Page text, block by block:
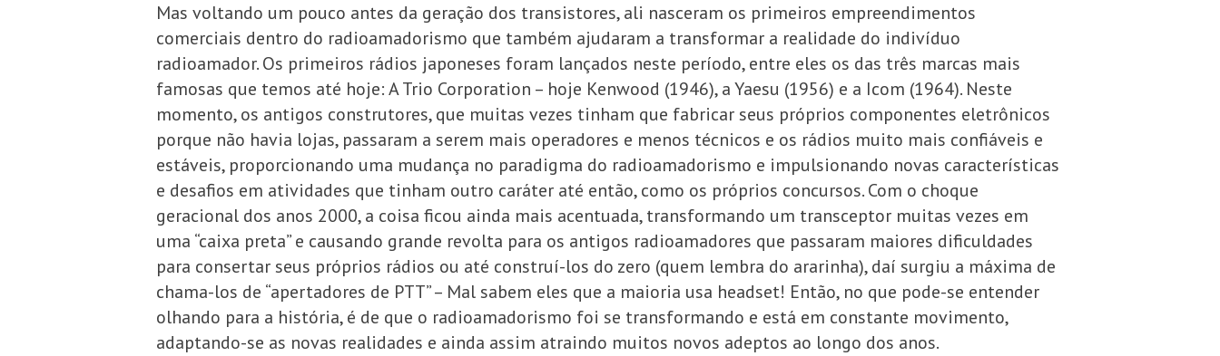
Mas voltando um pouco antes da geração dos transistores, ali nasceram os primeiros empreendimentos
comerciais dentro do radioamadorismo que também ajudaram a transformar a realidade do indivíduo
radioamador. Os primeiros rádios japoneses foram lançados neste período, entre eles os das três marcas mais
famosas que temos até hoje: A Trio Corporation – hoje Kenwood (1946), a Yaesu (1956) e a Icom (1964). Neste
momento, os antigos construtores, que muitas vezes tinham que fabricar seus próprios componentes eletrônicos
porque não havia lojas, passaram a serem mais operadores e menos técnicos e os rádios muito mais confiáveis e
estáveis, proporcionando uma mudança no paradigma do radioamadorismo e impulsionando novas características
e desafios em atividades que tinham outro caráter até então, como os próprios concursos. Com o choque
geracional dos anos 2000, a coisa ficou ainda mais acentuada, transformando um transceptor muitas vezes em
uma “caixa preta” e causando grande revolta para os antigos radioamadores que passaram maiores dificuldades
para consertar seus próprios rádios ou até construí-los do zero (quem lembra do ararinha), daí surgiu a máxima de
chama-los de “apertadores de PTT” – Mal sabem eles que a maioria usa headset! Então, no que pode-se entender
olhando para a história, é de que o radioamadorismo foi se transformando e está em constante movimento,
adaptando-se as novas realidades e ainda assim atraindo muitos novos adeptos ao longo dos anos.